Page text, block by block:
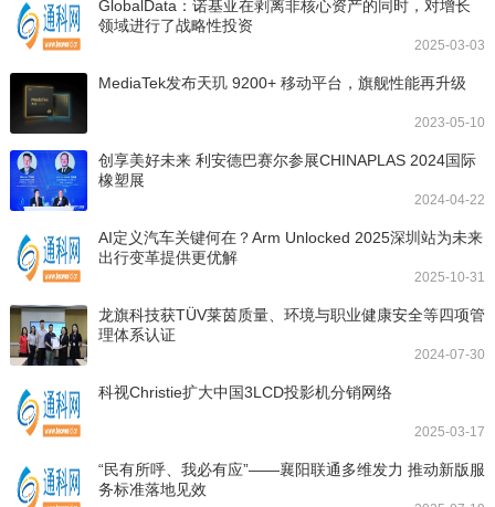
GlobalData：诺基亚在剥离非核心资产的同时，对增长
领域进行了战略性投资
2025-03-03
MediaTek发布天玑 9200+ 移动平台，旗舰性能再升级
2023-05-10
创享美好未来 利安德巴赛尔参展CHINAPLAS 2024国际
橡塑展
2024-04-22
AI定义汽车关键何在？Arm Unlocked 2025深圳站为未来
出行变革提供更优解
2025-10-31
龙旗科技获TÜV莱茵质量、环境与职业健康安全等四项管
理体系认证
2024-07-30
科视Christie扩大中国3LCD投影机分销网络
2025-03-17
“民有所呼、我必有应”——襄阳联通多维发力 推动新版服
务标准落地见效